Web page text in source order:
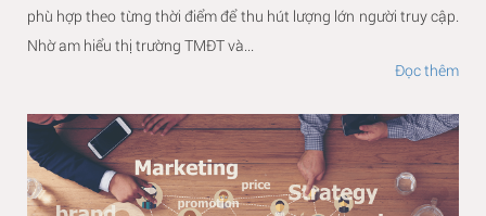
phù hợp theo từng thời điểm để thu hút lượng lớn người truy cập.
Nhờ am hiểu thị trường TMĐT và...
Đọc thêm